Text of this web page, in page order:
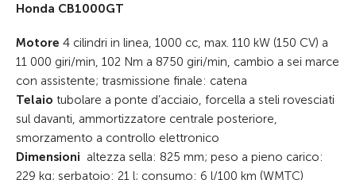
Honda CB1000GT
Motore 4 cilindri in linea, 1000 cc, max. 110 kW (150 CV) a
11 000 giri/min, 102 Nm a 8750 giri/min, cambio a sei marce
con assistente; trasmissione finale: catena
Telaio tubolare a ponte d’acciaio, forcella a steli rovesciati
sul davanti, ammortizzatore centrale posteriore,
smorzamento a controllo elettronico
Dimensioni altezza sella: 825 mm; peso a pieno carico:
229 kg; serbatoio: 21 l; consumo: 6 l/100 km (WMTC)